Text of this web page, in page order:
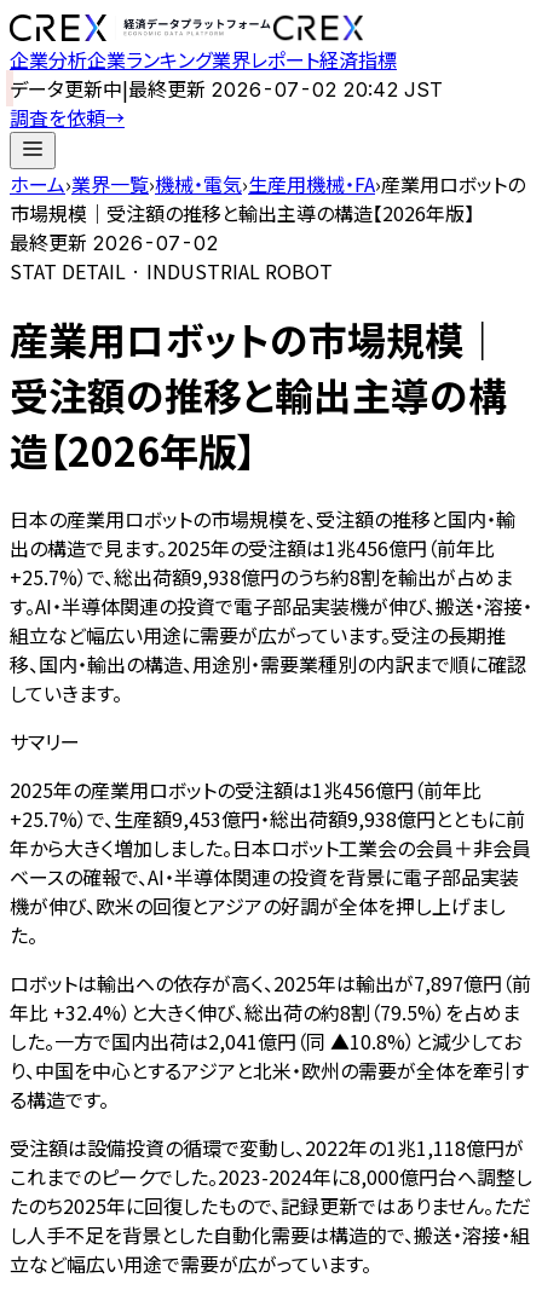
企業分析企業ランキング業界レポート経済指標
データ更新中|最終更新 2026-07-02 20:42 JST
調査を依頼→
ホーム›業界一覧›機械・電気›生産用機械・FA›産業用ロボットの
市場規模｜受注額の推移と輸出主導の構造【2026年版】
最終更新 2026-07-02
STAT DETAIL · INDUSTRIAL ROBOT
産業用ロボットの市場規模｜
受注額の推移と輸出主導の構
造【2026年版】
日本の産業用ロボットの市場規模を、受注額の推移と国内・輸
出の構造で見ます。2025年の受注額は1兆456億円（前年比
+25.7%）で、総出荷額9,938億円のうち約8割を輸出が占めま
す。AI・半導体関連の投資で電子部品実装機が伸び、搬送・溶接・
組立など幅広い用途に需要が広がっています。受注の長期推
移、国内・輸出の構造、用途別・需要業種別の内訳まで順に確認
していきます。
サマリー
2025年の産業用ロボットの受注額は1兆456億円（前年比
+25.7%）で、生産額9,453億円・総出荷額9,938億円とともに前
年から大きく増加しました。日本ロボット工業会の会員＋非会員
ベースの確報で、AI・半導体関連の投資を背景に電子部品実装
機が伸び、欧米の回復とアジアの好調が全体を押し上げまし
た。
ロボットは輸出への依存が高く、2025年は輸出が7,897億円（前
年比 +32.4%）と大きく伸び、総出荷の約8割（79.5%）を占めま
した。一方で国内出荷は2,041億円（同 ▲10.8%）と減少してお
り、中国を中心とするアジアと北米・欧州の需要が全体を牽引す
る構造です。
受注額は設備投資の循環で変動し、2022年の1兆1,118億円が
これまでのピークでした。2023-2024年に8,000億円台へ調整し
たのち2025年に回復したもので、記録更新ではありません。ただ
し人手不足を背景とした自動化需要は構造的で、搬送・溶接・組
立など幅広い用途で需要が広がっています。